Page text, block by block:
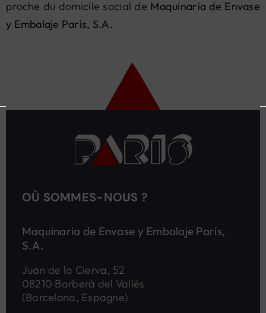
proche du domicile social de Maquinaria de Envase
y Embalaje París, S.A.
OÙ SOMMES-NOUS ?
Maquinaria de Envase y Embalaje París,
S.A.
Juan de la Cierva, 52
08210 Barberà del Vallés
(Barcelona, Espagne)